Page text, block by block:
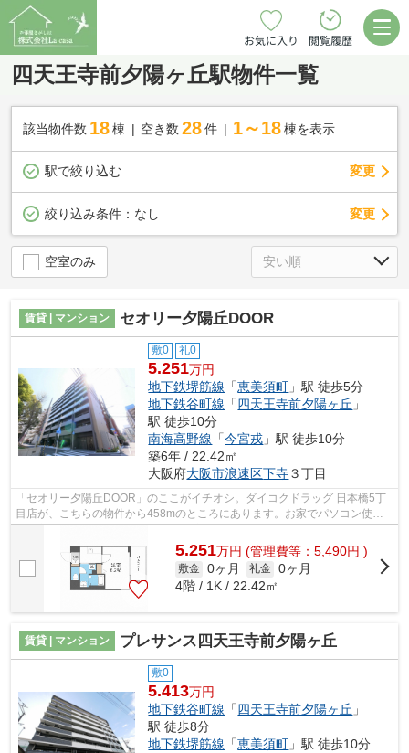
お気に入り 閲覧履歴
四天王寺前夕陽ヶ丘駅物件一覧
該当物件数 18棟 空き数 28 件 1～18 棟を表示
駅で絞り込む 変更
絞り込み条件： なし 変更
空室のみ
賃貸 | マンション セオリー夕陽丘DOOR
敷0 礼0
5.251万円
地下鉄堺筋線 「恵美須町 」駅 徒歩5分
地下鉄谷町線 「四天王寺前夕陽ヶ丘 」
駅 徒歩10分
南海高野線 「今宮戎 」駅 徒歩10分
築6年 / 22.42㎡
大阪府大阪市浪速区下寺３丁目
「セオリー夕陽丘DOOR」のここがイチオシ。ダイコクドラッグ 日本橋5丁
目店が、こちらの物件から458mのところにあります。お家でパソコン使い
たい方にオススメ、ネット回線工事済み物...
5.251万円 (管理費等：5,490円 )
敷金 0ヶ月 礼金 0ヶ月
4階 / 1K / 22.42㎡
賃貸 | マンション プレサンス四天王寺前夕陽ヶ丘
敷0
5.413万円
地下鉄谷町線 「四天王寺前夕陽ヶ丘 」
駅 徒歩8分
地下鉄堺筋線 「恵美須町 」駅 徒歩10分